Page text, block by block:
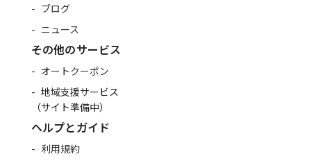
ブログ
ニュース
その他のサービス
オートクーポン
地域支援サービス
（サイト準備中）
ヘルプとガイド
利用規約